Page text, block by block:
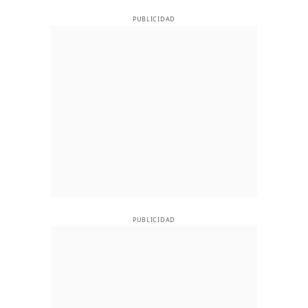
PUBLICIDAD
PUBLICIDAD